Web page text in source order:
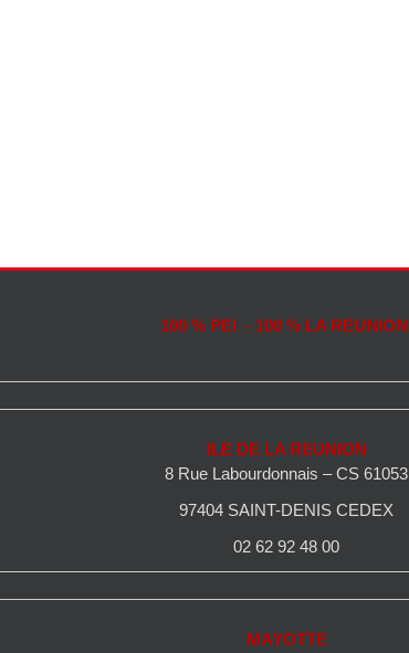
100 % PEI - 100 % LA REUNION
ILE DE LA REUNION
8 Rue Labourdonnais – CS 61053
97404 SAINT-DENIS CEDEX
02 62 92 48 00
MAYOTTE